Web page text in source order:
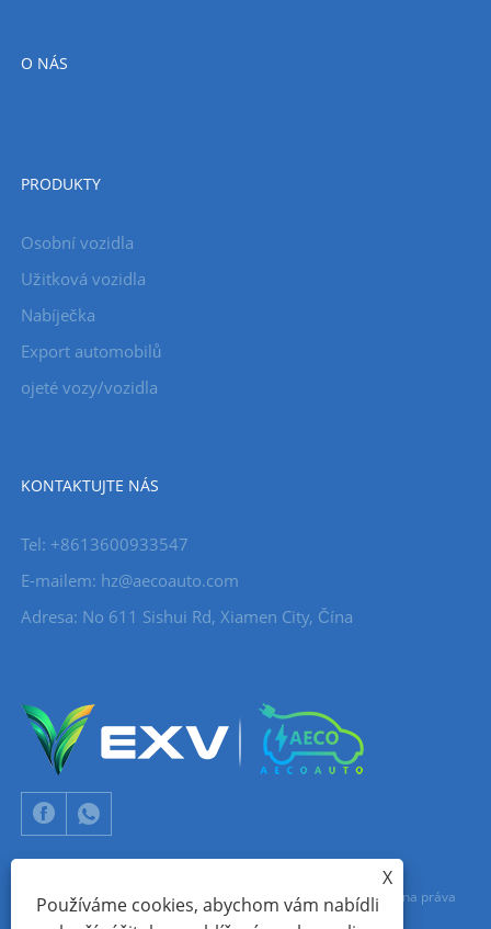
O NÁS
PRODUKTY
Osobní vozidla
Užitková vozidla
Nabíječka
Export automobilů
ojeté vozy/vozidla
KONTAKTUJTE NÁS
Tel: +8613600933547
E-mailem: hz@aecoauto.com
Adresa: No 611 Sishui Rd, Xiamen City, Čína
Copyright © 2024 Xiamen Aecoauto Technology Co., Ltd. Všechna práva
X
Používáme cookies, abychom vám nabídli